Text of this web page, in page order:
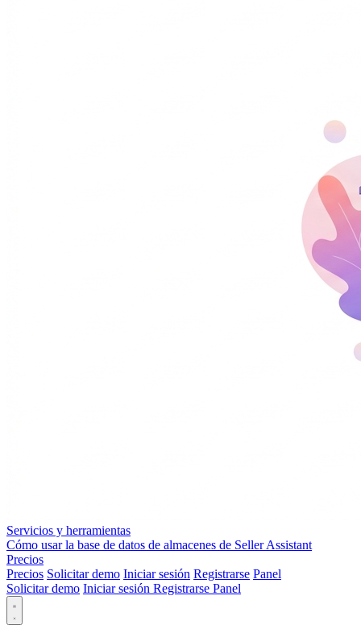
Servicios y herramientas
Cómo usar la base de datos de almacenes de Seller Assistant
Precios
Precios Solicitar demo Iniciar sesión Registrarse Panel
Solicitar demo Iniciar sesión Registrarse Panel